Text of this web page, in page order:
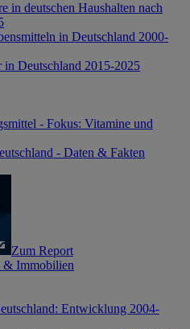
in deutschen Haushalten nach
in Deutschland 2000-
in Deutschland 2015-2025
- Fokus: Vitamine und
- Daten & Fakten
Zum Report
& Immobilien
Entwicklung 2004-